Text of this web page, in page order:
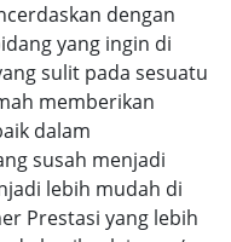
dengan
yang ingin di
sulit pada sesuatu
memberikan
dalam
susah menjadi
lebih mudah di
Prestasi yang lebih